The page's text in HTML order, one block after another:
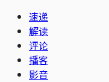
速递
解读
评论
播客
影音